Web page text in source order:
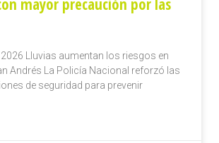
2026 Lluvias aumentan los riesgos en
Andrés La Policía Nacional reforzó las
de seguridad para prevenir